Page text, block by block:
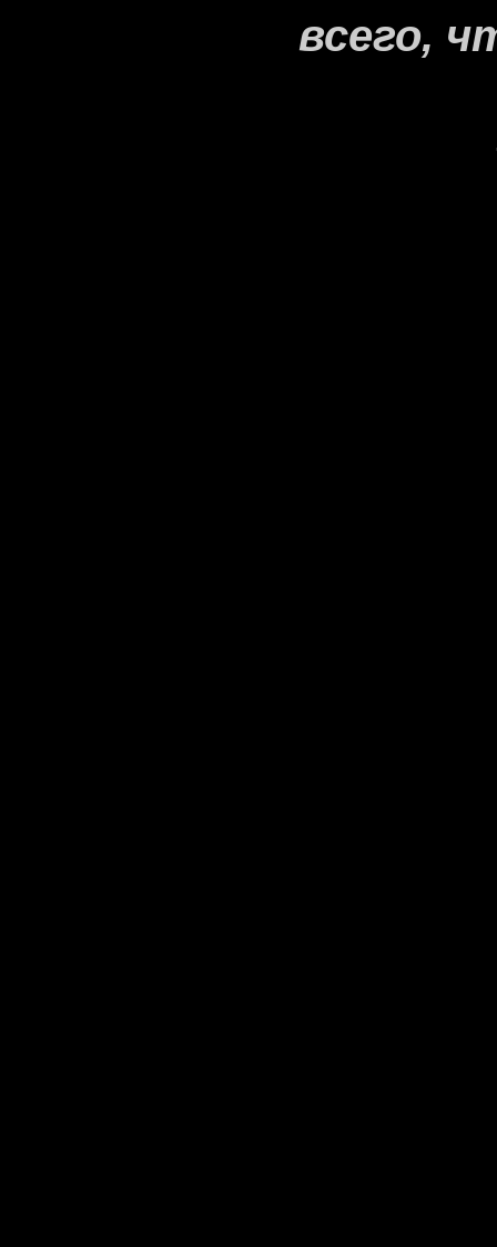
всего,